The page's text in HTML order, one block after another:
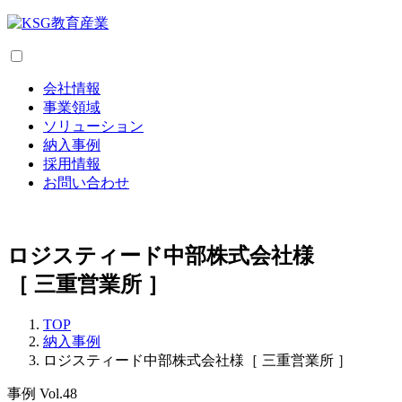
会社情報
事業領域
ソリューション
納入事例
採用情報
お問い合わせ
ロジスティード中部株式会社様
［ 三重営業所 ］
TOP
納入事例
ロジスティード中部株式会社様［ 三重営業所 ］
事例 Vol.48